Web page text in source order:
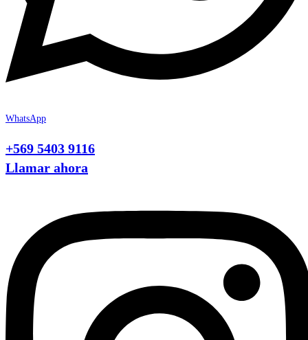
WhatsApp
+569 5403 9116
Llamar ahora